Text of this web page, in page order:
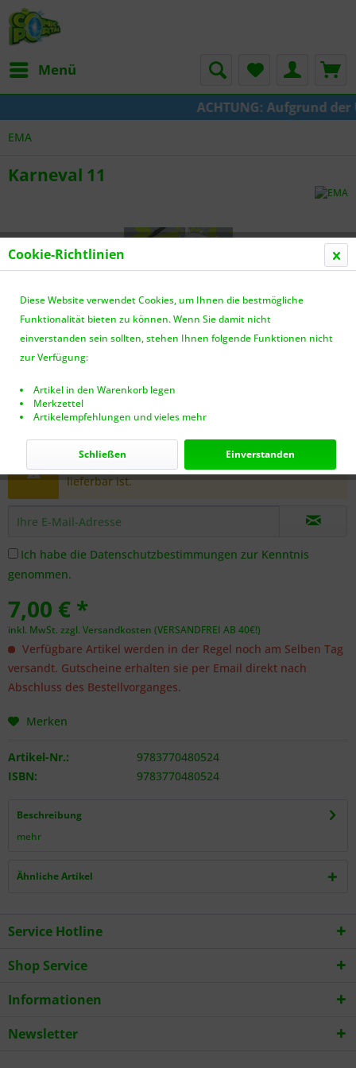
Menü
ACHTUNG: Aufgrund
EMA
Karneval 11
Dieser Artikel steht derzeit nicht zur Verfügung!
Benachrichtigen Sie mich, sobald der Artikel
lieferbar ist.
Ich habe die Datenschutzbestimmungen zur Kenntnis
genommen.
7,00 € *
inkl. MwSt. zzgl. Versandkosten (VERSANDFREI AB 40€!)
Verfügbare Artikel werden in der Regel noch am Selben Tag
versandt. Gutscheine erhalten sie per Email direkt nach
Abschluss des Bestellvorganges.
Merken
Artikel-Nr.:
9783770480524
ISBN:
9783770480524
Beschreibung
mehr
Ähnliche Artikel
Service Hotline
Shop Service
Informationen
Newsletter
Cookie-Richtlinien
Diese Website verwendet Cookies, um Ihnen die bestmögliche
Funktionalität bieten zu können. Wenn Sie damit nicht
einverstanden sein sollten, stehen Ihnen folgende Funktionen nicht
zur Verfügung:
Artikel in den Warenkorb legen
Merkzettel
Artikelempfehlungen und vieles mehr
Einverstanden
Schließen